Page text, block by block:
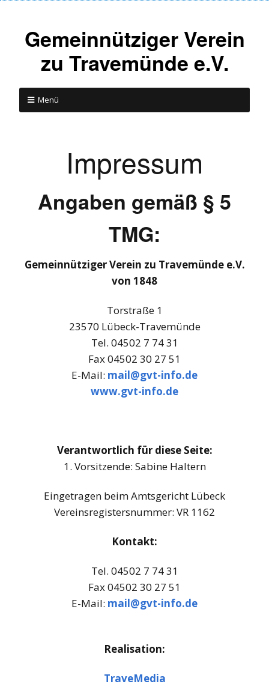
Gemeinnütziger Verein
zu Travemünde e.V.
Menü
Impressum
Angaben gemäß § 5
TMG:
Gemeinnütziger Verein zu Travemünde e.V.
von 1848
Torstraße 1
23570 Lübeck-Travemünde
Tel. 04502 7 74 31
Fax 04502 30 27 51
E-Mail: mail@gvt-info.de
www.gvt-info.de
Verantwortlich für diese Seite:
1. Vorsitzende: Sabine Haltern
Eingetragen beim Amtsgericht Lübeck
Vereinsregistersnummer: VR 1162
Kontakt:
Tel. 04502 7 74 31
Fax 04502 30 27 51
E-Mail: mail@gvt-info.de
Realisation:
TraveMedia